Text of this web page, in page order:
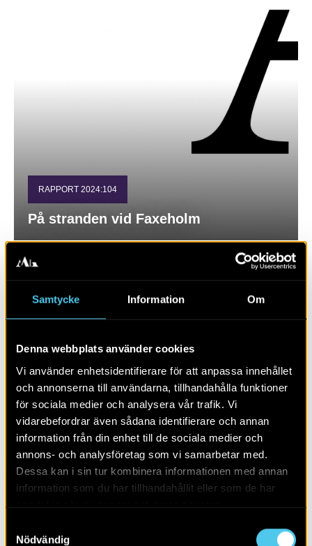
Samtycke Information Om
Denna webbplats använder cookies
Vi använder enhetsidentifierare för att anpassa innehållet
och annonserna till användarna, tillhandahålla funktioner
för sociala medier och analysera vår trafik. Vi
vidarebefordrar även sådana identifierare och annan
information från din enhet till de sociala medier och
annons- och analysföretag som vi samarbetar med.
Dessa kan i sin tur kombinera informationen med annan
information som du har tillhandahållit eller som de har
Nödvändig
RAPPORT 2024:104
På stranden vid Faxeholm
RAPPORT 2024:29
Ett par kokgropar och gropar